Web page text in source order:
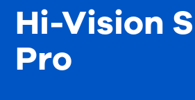
Hi-Vision
Pro